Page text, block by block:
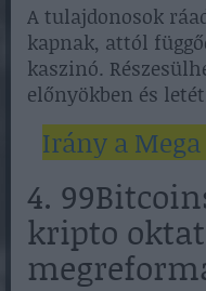
A tulajdonosok
kapnak, attól
kaszinó.
előnyökben és
Irány a
4.
kripto